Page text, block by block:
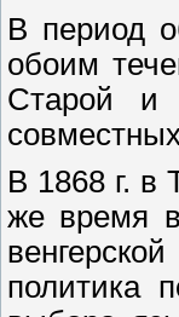
В период
обоим
Старой и
В 1868 г. в
же время в
политика